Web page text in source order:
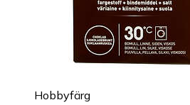
Hobbyfärg